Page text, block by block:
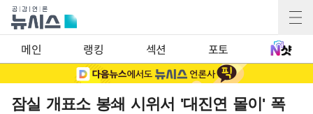
메인 랭킹 섹션 포토
잠실 개표소 봉쇄 시위서 '대진연 몰이' 폭